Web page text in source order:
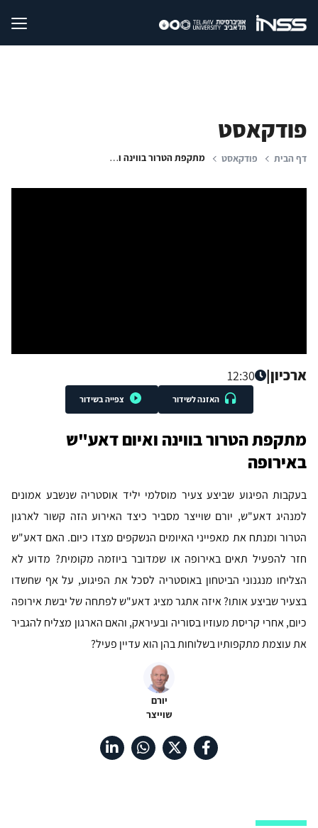
פודקאסט
דף הבית פודקאסט מתקפת הטרור בווינה ואיום דאע"ש באירופה
ארכיון|
12:30
האזנה לשידור צפייה בשידור
מתקפת הטרור בווינה ואיום דאע"ש
באירופה
בעקבות הפיגוע שביצע צעיר מוסלמי יליד אוסטריה שנשבע אמונים
למנהיג דאע"ש, יורם שוייצר מסביר כיצד האירוע הזה קשור לארגון
הטרור ומנתח את מאפייני האיומים הנשקפים מצדו כיום. האם דאע"ש
חזר להפעיל תאים באירופה או שמדובר ביוזמה מקומית? מדוע לא
הצליחו מנגנוני הביטחון באוסטריה לסכל את הפיגוע, על אף שחשדו
בצעיר שביצע אותו? איזה אתגר מציג דאע"ש לפתחה של יבשת אירופה
כיום, אחרי קריסת מעוזיו בסוריה ובעיראק, והאם הארגון מצליח להגביר
את עוצמת מתקפותיו בשלוחות בהן הוא עדיין פעיל?
יורם
שוייצר